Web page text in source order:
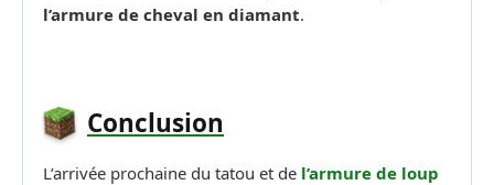
l’armure de cheval en diamant.
Conclusion
L’arrivée prochaine du tatou et de l’armure de loup